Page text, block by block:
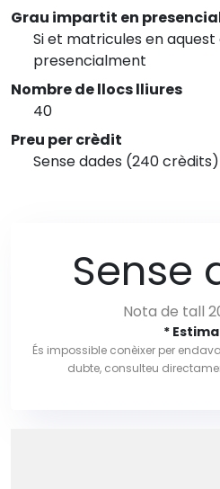
Grau impartit en
Si et matricules en
presencialment
Nombre de llocs lliures
40
Preu per crèdit
Sense dades (240 crèdits)
Sense
Nota de tall
*
És impossible conèixer per
dubte, consulteu